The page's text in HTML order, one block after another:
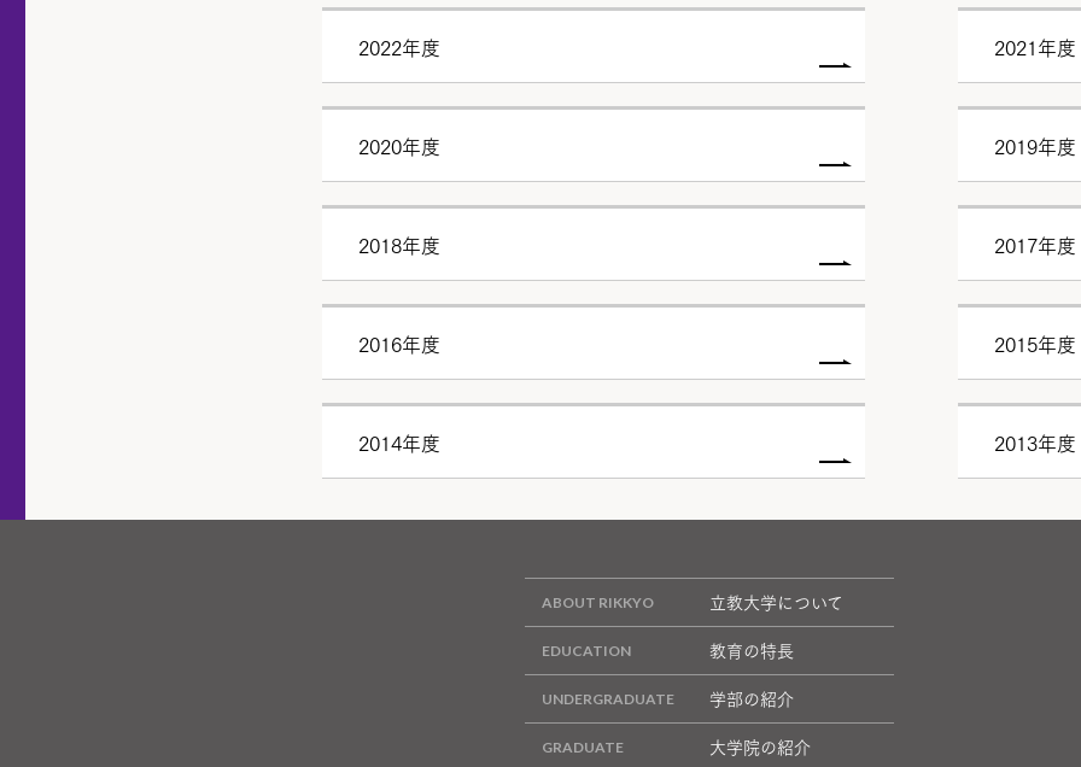
2022年度 2021年度
2020年度 2019年度
2018年度 2017年度
2016年度 2015年度
2014年度 2013年度
立教大学について
教育の特長
学部の紹介
大学院の紹介